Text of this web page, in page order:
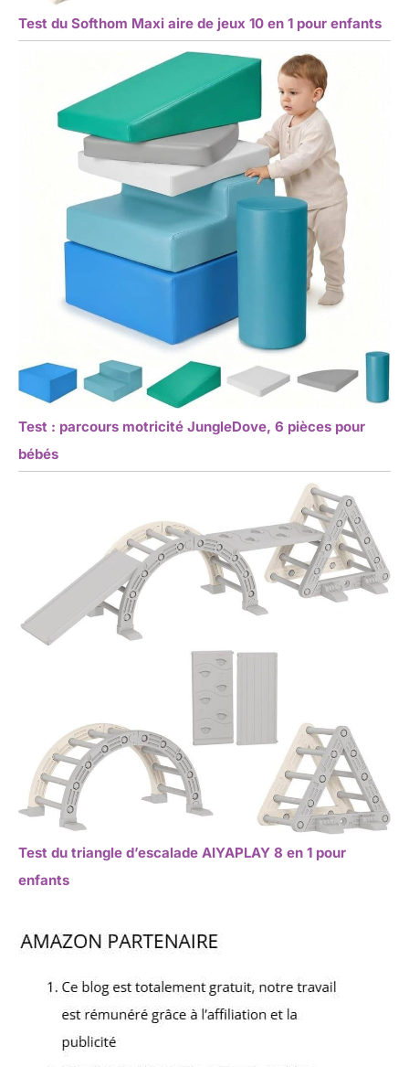
Test du Softhom Maxi aire de jeux 10 en 1 pour enfants
Test : parcours motricité JungleDove, 6 pièces pour
bébés
Test du triangle d’escalade AIYAPLAY 8 en 1 pour
enfants